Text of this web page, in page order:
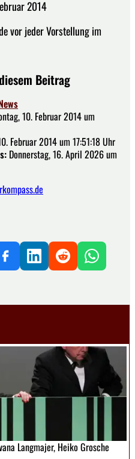
2014
vor jeder Vorstellung im
Beitrag
10. Februar 2014 um
Februar 2014 um 17:51:18 Uhr
Donnerstag, 16. April 2026 um
Langmajer, Heiko Grosche